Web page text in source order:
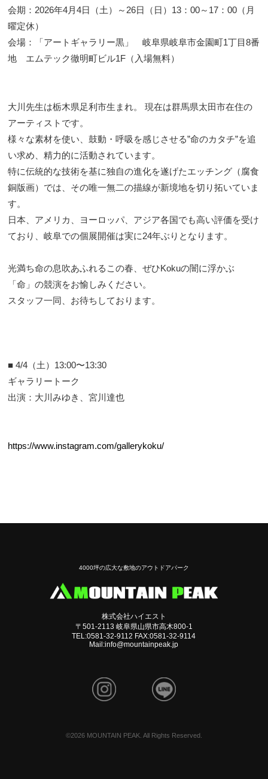
会期：2026年4月4日（土）～26日（日）13：00～17：00（月
曜定休）
会場：「アートギャラリー黒」 岐阜県岐阜市金園町1丁目8番
地 エムテック徹明町ビル1F（入場無料）
大川先生は栃木県足利市生まれ。 現在は群馬県太田市在住の
アーティストです。
様々な素材を使い、鼓動・呼吸を感じさせる”命のカタチ”を追
い求め、精力的に活動されています。
特に伝統的な技術を基に独自の進化を遂げたエッチング（腐食
銅版画）では、その唯一無二の描線が新境地を切り拓いていま
す。
日本、アメリカ、ヨーロッパ、アジア各国でも高い評価を受け
ており、岐阜での個展開催は実に24年ぶりとなります。
光満ち命の息吹あふれるこの春、ぜひKokuの闇に浮かぶ
「命」の競演をお愉しみください。
スタッフ一同、お待ちしております。
■ 4/4（土）13:00〜13:30
ギャラリートーク
出演：大川みゆき、宮川達也
https://www.instagram.com/gallerykoku/
4000坪の広大な敷地のアウトドアパーク
株式会社ハイエスト
〒501-2113 岐阜県山県市高木800-1
TEL:0581-32-9112 FAX:0581-32-9114
Mail:info@mountainpeak.jp
©2026 MOUNTAIN PEAK. All Rights Reserved.